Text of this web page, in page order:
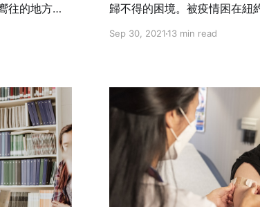
往的地方。
給的薪資
大好處與壞
歸不得的困境。被疫情困在紐
身與周遭親友的健康，也為了
Sep 30, 202113 min read